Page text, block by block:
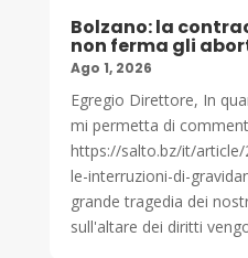
Bolzano: la
non ferma gli
Ago 1, 2026
Egregio Direttore, In
mi permetta di
https://salto.bz/it/
le-interruzioni-di-
grande tragedia dei
sull'altare dei diritti